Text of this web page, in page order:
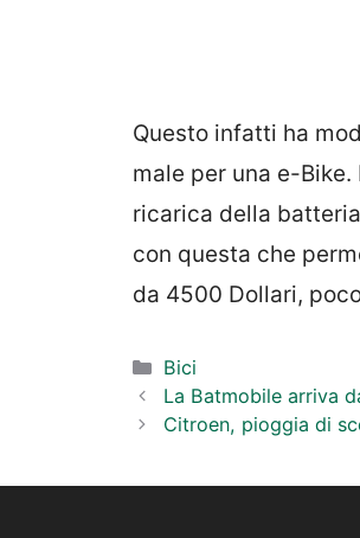
Questo infatti ha
male per una e-
ricarica della
con questa che
da 4500 Dollari,
Categorie
Bici
La Batmobile arriva
Citroen, pioggia di